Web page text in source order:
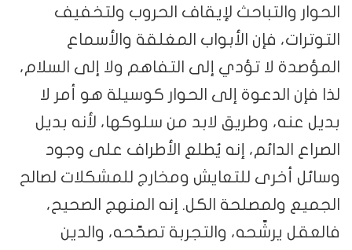
الحوار والتباحث لإيقاف الحروب ولتخفيف
التوترات، فإن الأبواب المغلقة والأسماع
المؤصدة لا تؤدي إلى التفاهم ولا إلى السلام،
لذا فإن الدعوة إلى الحوار كوسيلة هو أمر لا
بديل عنه، وطريق لابد من سلوكها، لأنه بديل
الصراع الدائم، إنه يُطلع الأطراف على وجود
وسائل أخرى للتعايش ومخارج للمشكلات لصالح
الجميع ولمصلحة الكل. إنه المنهج الصحيح،
فالعقل يرشّحه، والتجربة تصحّحه، والدين